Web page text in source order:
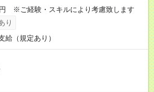
※ご経験・スキルにより考慮致します
り
給（規定あり）